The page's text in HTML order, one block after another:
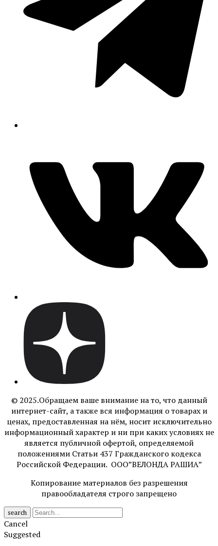
© 2025.Обращаем ваше внимание на то, что данный
интернет-сайт, а также вся информация о товарах и
ценах, предоставленная на нём, носит исключительно
информационный характер и ни при каких условиях не
является публичной офертой, определяемой
положениями Статьи 437 Гражданского кодекса
Российской Федерации. ООО”ВЕЛОНДА РАШИА”
Копирование материалов без разрешения
правообладателя строго запрещено
search
Cancel
Suggested